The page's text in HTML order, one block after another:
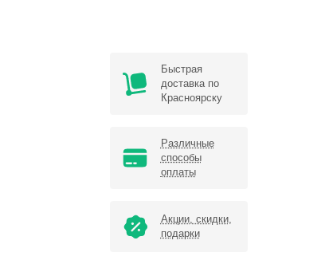
Быстрая
доставка по
Красноярску
Различные
способы
оплаты
Акции, скидки,
подарки